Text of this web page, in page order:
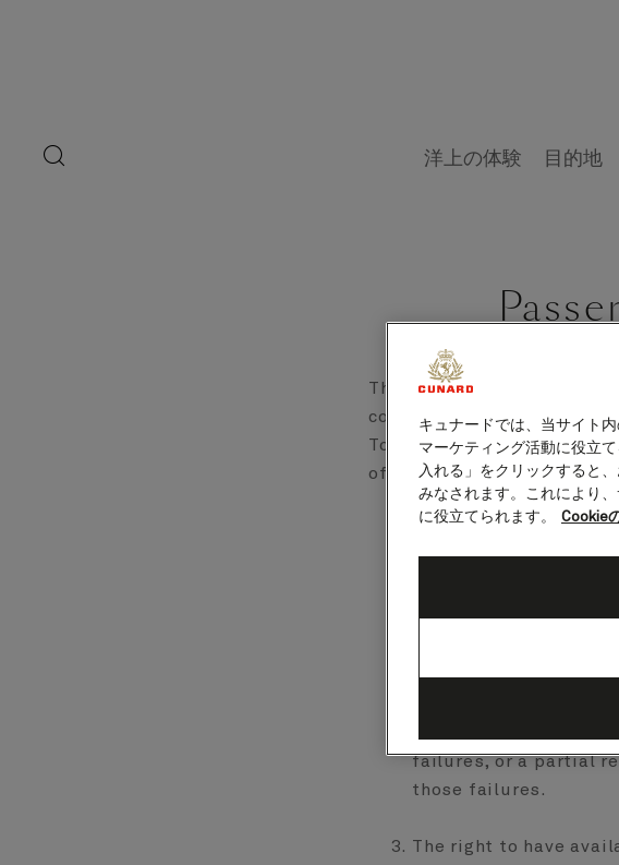
search
button
洋上の体験 目的地
The members of the
comfort and care of all
To fulfill this commitment,
of passenger rights:
water, restroom
provided onboard,
safety and security
port.
failures, or a partial
those failures.
The right to have
キュナードでは、当サイト
マーケティング活動に役立
入れる」をクリックすると
みなされます。これにより
に役立てられます。
Cookie